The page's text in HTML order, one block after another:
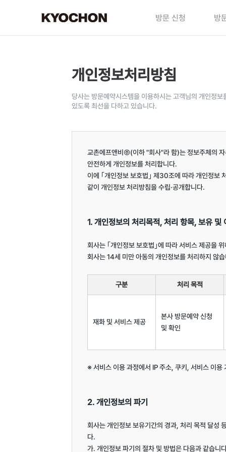
방문 신청 방
개인정보처리방침
당사는 방문예약시스템을 이용하시는 고객님의 개인정
있도록 최선을 다하고 있습니다.
교촌에프앤비㈜(이하 "회사"라 함)는 정보주체의
안전하게 개인정보를 처리합니다.
이에 ｢개인정보 보호법｣ 제30조에 따라 개인정보
같이 개인정보 처리방침을 수립·공개합니다.
1. 개인정보의 처리목적, 처리 항목, 보유 및
회사는 ｢개인정보 보호법｣에 따라 서비스 제공을
회사는 14세 미만 아동의 개인정보를 처리하지 않
구분 처리 목적
재화 및 서비스 제공
본사 방문예약 신청
및 확인
※ 서비스 이용 과정에서 IP 주소, 쿠키, 서비스 이
2. 개인정보의 파기
회사는 개인정보 보유기간의 경과, 처리 목적 달성
다.
가. 개인정보 파기의 절차 및 방법은 다음과 같습니